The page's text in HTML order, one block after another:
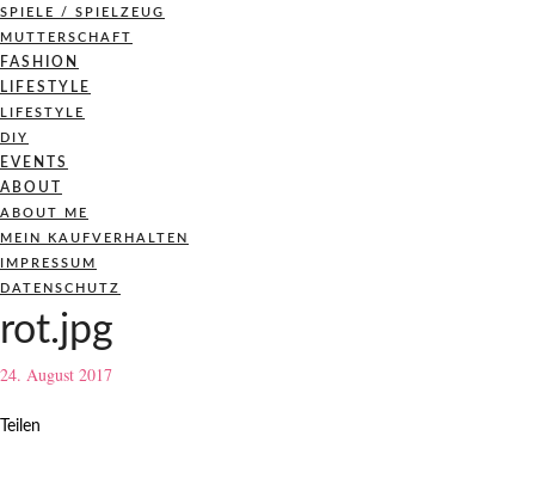
SPIELE / SPIELZEUG
MUTTERSCHAFT
FASHION
LIFESTYLE
LIFESTYLE
DIY
EVENTS
ABOUT
ABOUT ME
MEIN KAUFVERHALTEN
IMPRESSUM
DATENSCHUTZ
rot.jpg
24. August 2017
Teilen